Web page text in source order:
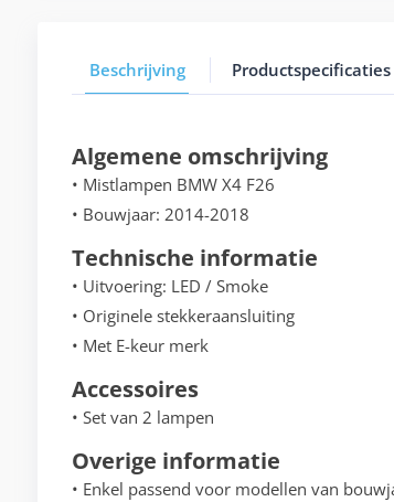
Beschrijving Productspecificaties
Algemene omschrijving
• Mistlampen BMW X4 F26
• Bouwjaar: 2014-2018
Technische informatie
• Uitvoering: LED / Smoke
• Originele stekkeraansluiting
• Met E-keur merk
Accessoires
• Set van 2 lampen
Overige informatie
• Enkel passend voor modellen van